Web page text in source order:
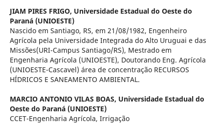
JIAM PIRES FRIGO, Universidade Estadual do Oeste do
Paraná (UNIOESTE)
Nascido em Santiago, RS, em 21/08/1982, Engenheiro
Agrícola pela Universidade Integrada do Alto Uruguai e das
Missões(URI-Campus Santiago/RS), Mestrado em
Engenharia Agrícola (UNIOESTE), Doutorando Eng. Agrícola
(UNIOESTE-Cascavel) área de concentração RECURSOS
HÍDRICOS E SANEAMENTO AMBIENTAL.
MARCIO ANTONIO VILAS BOAS, Universidade Estadual do
Oeste do Paraná (UNIOESTE)
CCET-Engenharia Agrícola, Irrigação